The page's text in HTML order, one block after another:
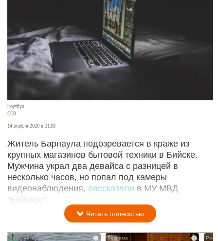
Ноутбук.
СС0
14 апреля 2020 в 21:08
Житель Барнаула подозревается в краже из
крупных магазинов бытовой техники в Бийске.
Мужчина украл два девайса с разницей в
несколько часов, но попал под камеры
видеонаблюдения, рассказали в МУ МВД
"Бийское".
Читать полностью
i